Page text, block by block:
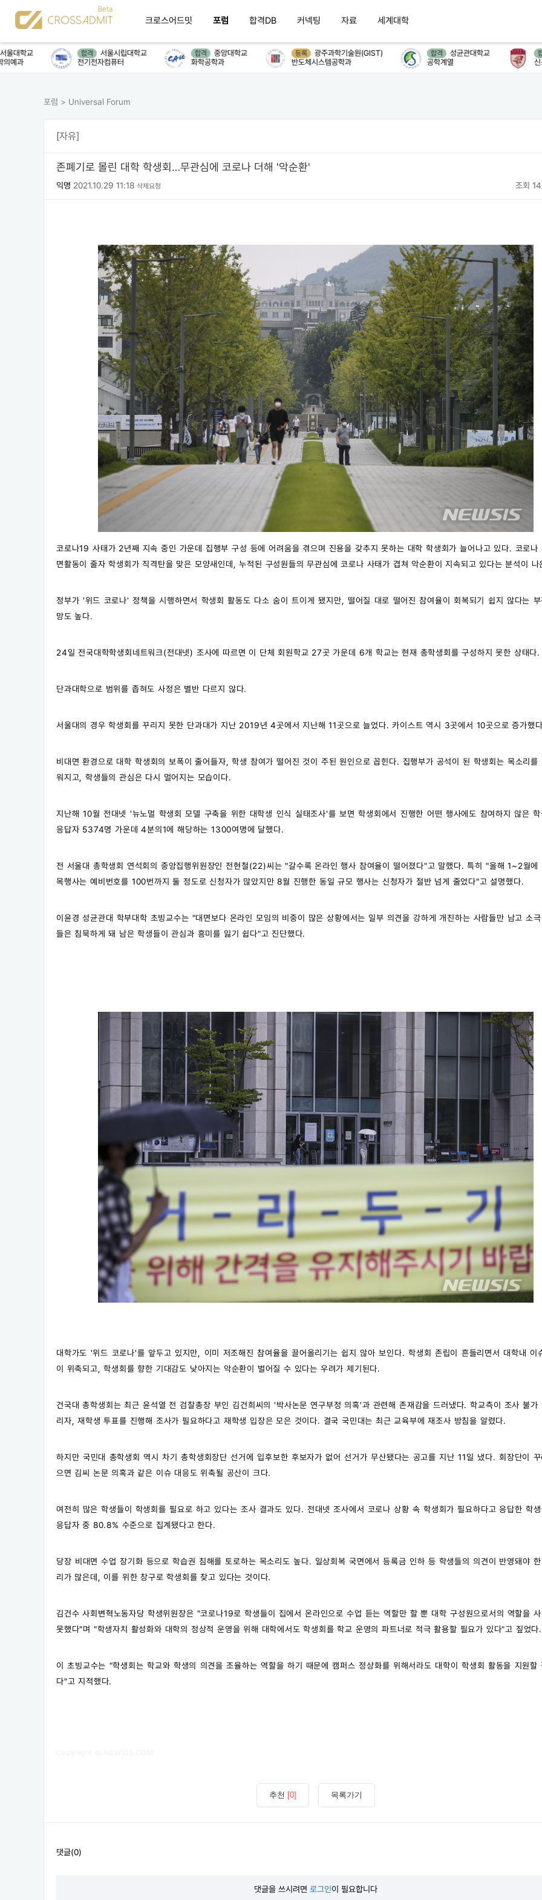
크로스어드밋 포럼 합격DB 커넥팅 자료 세계대학
교
합격
서울시립대학교
전기전자컴퓨터
합격
중앙대학교
화학공학과
등록
광주과학기술원(GIST)
반도체시스템공학과
합격
성균관대학교
공학계열
합격
신소재공
포럼 > Universal Forum
[자유]
존폐기로 몰린 대학 학생회…무관심에 코로나 더해 '악순환'
익명 2021.10.29 11:18 삭제요청 조회
코로나19 사태가 2년째 지속 중인 가운데 집행부 구성 등에 어려움을 겪으며 진용을 갖추지 못하는 대학 학생회가 늘어나고 있다. 코로나
면활동이 줄자 학생회가 직격탄을 맞은 모양새인데, 누적된 구성원들의 무관심에 코로나 사태가 겹쳐 악순환이 지속되고 있다는 분석이 나
정부가 '위드 코로나' 정책을 시행하면서 학생회 활동도 다소 숨이 트이게 됐지만, 떨어질 대로 떨어진 참여율이 회복되기 쉽지 않다는 부
망도 높다.
24일 전국대학학생회네트워크(전대넷) 조사에 따르면 이 단체 회원학교 27곳 가운데 6개 학교는 현재 총학생회를 구성하지 못한 상태다.
단과대학으로 범위를 좁혀도 사정은 별반 다르지 않다.
서울대의 경우 학생회를 꾸리지 못한 단과대가 지난 2019년 4곳에서 지난해 11곳으로 늘었다. 카이스트 역시 3곳에서 10곳으로 증가했
비대면 환경으로 대학 학생회의 보폭이 줄어들자, 학생 참여가 떨어진 것이 주된 원인으로 꼽힌다. 집행부가 공석이 된 학생회는 목소리를
워지고, 학생들의 관심은 다시 멀어지는 모습이다.
지난해 10월 전대넷 '뉴노멀 학생회 모델 구축을 위한 대학생 인식 실태조사'를 보면 학생회에서 진행한 어떤 행사에도 참여하지 않은 학
응답자 5374명 가운데 4분의1에 해당하는 1300여명에 달했다.
전 서울대 총학생회 연석회의 중앙집행위원장인 전현철(22)씨는 "갈수록 온라인 행사 참여율이 떨어졌다"고 말했다. 특히 "올해 1~2월에
목행사는 예비번호를 100번까지 둘 정도로 신청자가 많았지만 8월 진행한 동일 규모 행사는 신청자가 절반 넘게 줄었다"고 설명했다.
이윤경 성균관대 학부대학 초빙교수는 "대면보다 온라인 모임의 비중이 많은 상황에서는 일부 의견을 강하게 개진하는 사람들만 남고 소
들은 침묵하게 돼 남은 학생들이 관심과 흥미를 잃기 쉽다"고 진단했다.
대학가도 '위드 코로나'를 앞두고 있지만, 이미 저조해진 참여율을 끌어올리기는 쉽지 않아 보인다. 학생회 존립이 흔들리면서 대학내 이
이 위축되고, 학생회를 향한 기대감도 낮아지는 악순환이 벌어질 수 있다는 우려가 제기된다.
건국대 총학생회는 최근 윤석열 전 검찰총장 부인 김건희씨의 '박사논문 연구부정 의혹'과 관련해 존재감을 드러냈다. 학교측이 조사 불가
리자, 재학생 투표를 진행해 조사가 필요하다고 재학생 입장은 모은 것이다. 결국 국민대는 최근 교육부에 재조사 방침을 알렸다.
하지만 국민대 총학생회 역시 차기 총학생회장단 선거에 입후보한 후보자가 없어 선거가 무산됐다는 공고를 지난 11일 냈다. 회장단이
으면 김씨 논문 의혹과 같은 이슈 대응도 위축될 공산이 크다.
여전히 많은 학생들이 학생회를 필요로 하고 있다는 조사 결과도 있다. 전대넷 조사에서 코로나 상황 속 학생회가 필요하다고 응답한 학생
응답자 중 80.8% 수준으로 집계됐다고 한다.
당장 비대면 수업 장기화 등으로 학습권 침해를 토로하는 목소리도 높다. 일상회복 국면에서 등록금 인하 등 학생들의 의견이 반영돼야
리가 많은데, 이를 위한 창구로 학생회를 찾고 있다는 것이다.
김건수 사회변혁노동자당 학생위원장은 "코로나19로 학생들이 집에서 온라인으로 수업 듣는 역할만 할 뿐 대학 구성원으로서의 역할을 사
못했다"며 "학생자치 활성화와 대학의 정상적 운영을 위해 대학에서도 학생회를 학교 운영의 파트너로 적극 활용할 필요가 있다"고 짚었다.
이 초빙교수는 "학생회는 학교와 학생의 의견을 조율하는 역할을 하기 때문에 캠퍼스 정상화를 위해서라도 대학이 학생회 활동을 지원할
다"고 지적했다.
추천 [0] 목록가기
댓글(0)
댓글을 쓰시려면 로그인이 필요합니다